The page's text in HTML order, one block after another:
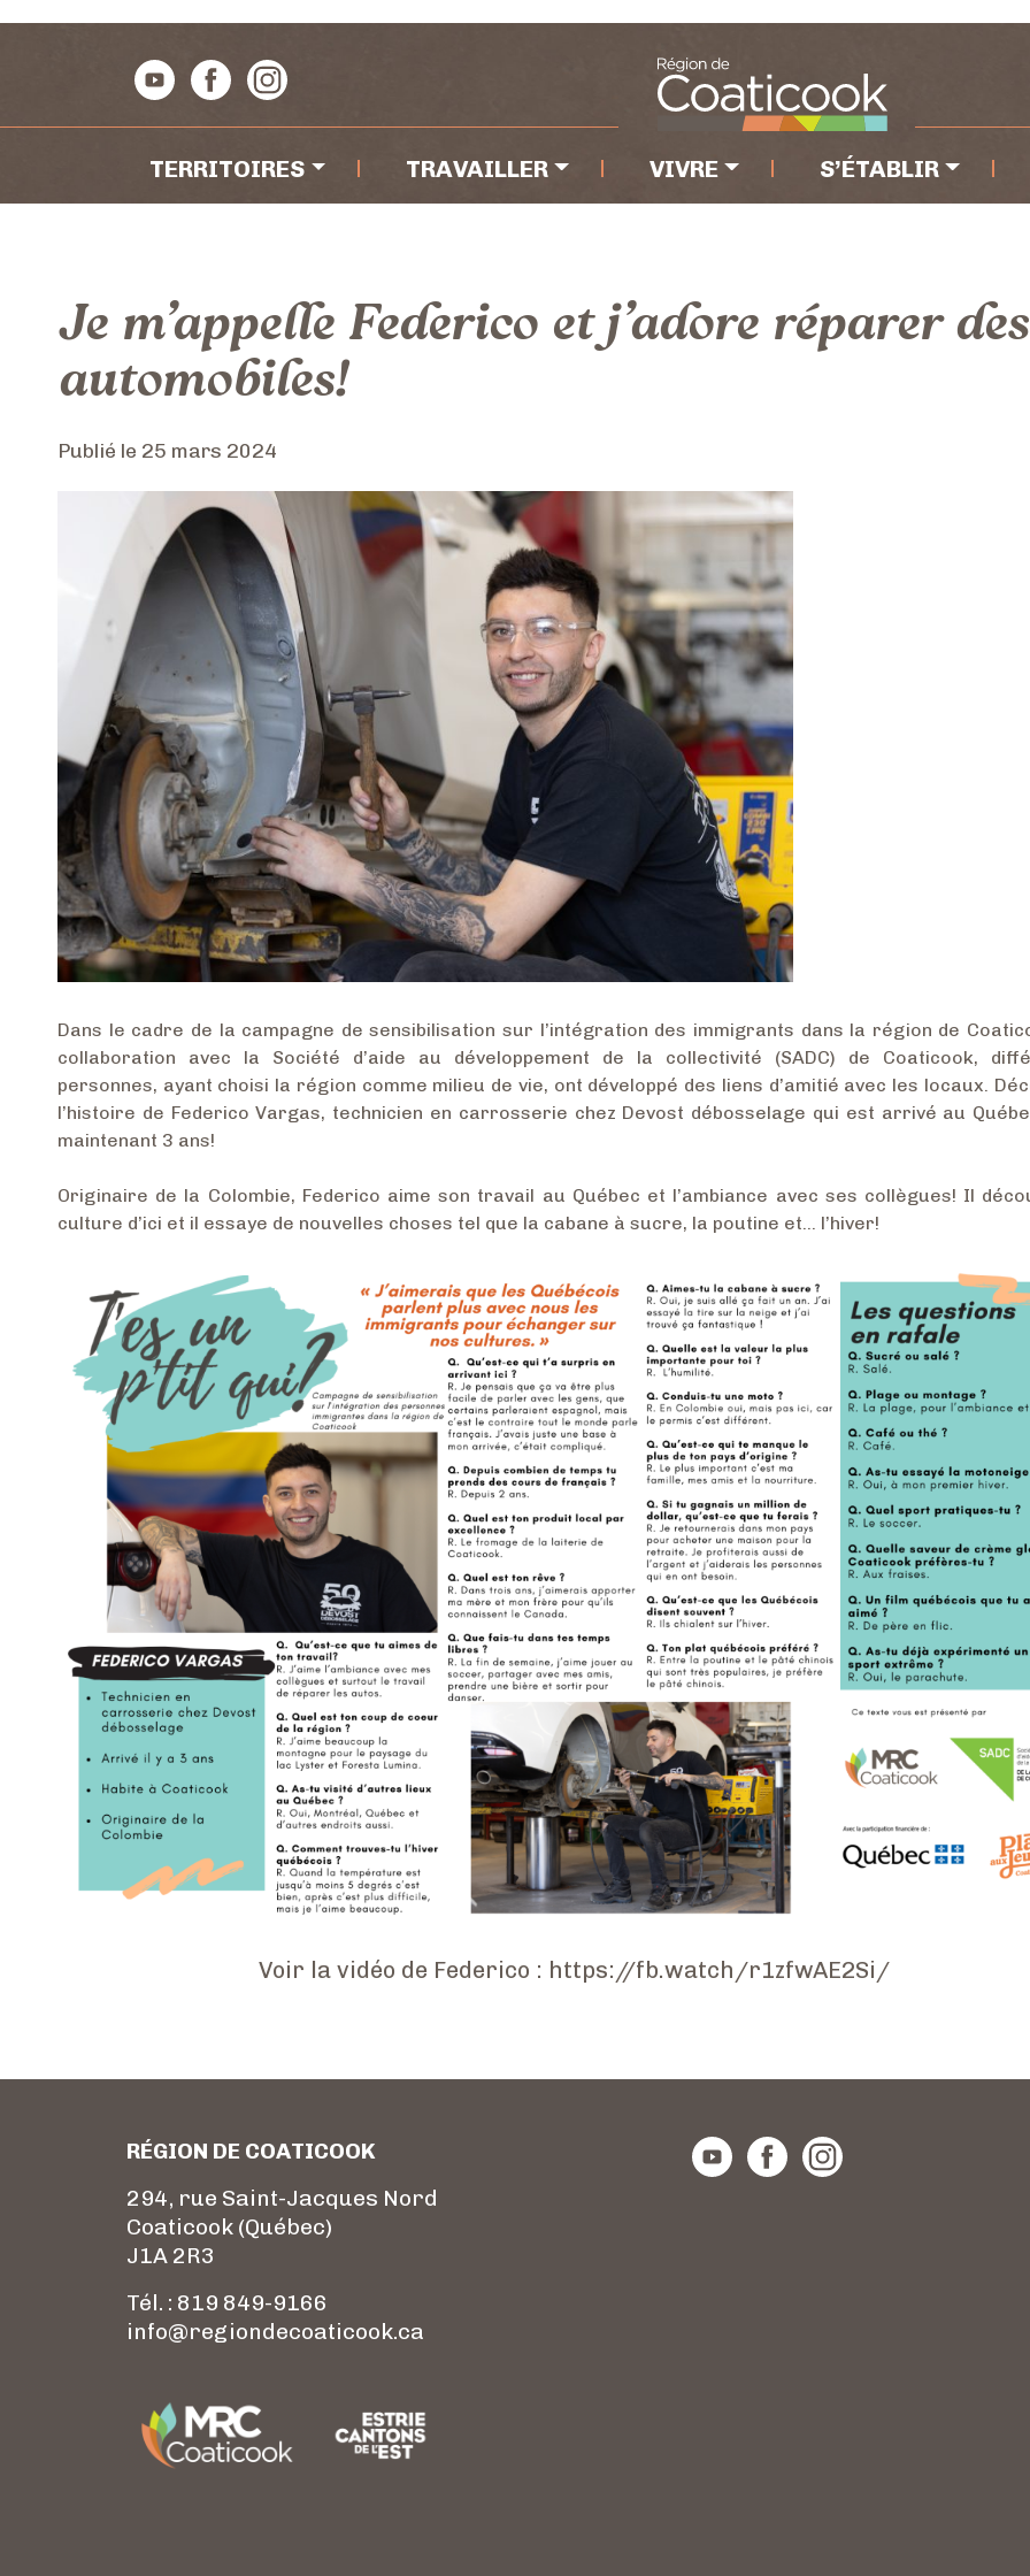
Navigation principale
TERRITOIRES TRAVAILLER VIVRE S’ÉTABLIR
Je m’appelle Federico et j’adore réparer des
automobiles!
Publié le 25 mars 2024
Dans le cadre de la campagne de sensibilisation sur l’intégration des immigrants dans la région de
collaboration avec la Société d’aide au développement de la collectivité (SADC) de Coaticook,
personnes, ayant choisi la région comme milieu de vie, ont développé des liens d’amitié avec les locaux.
l’histoire de Federico Vargas, technicien en carrosserie chez Devost débosselage qui est arrivé au
maintenant 3 ans!
Originaire de la Colombie, Federico aime son travail au Québec et l’ambiance avec ses collègues! Il
culture d’ici et il essaye de nouvelles choses tel que la cabane à sucre, la poutine et… l’hiver!
Voir la vidéo de Federico : https://fb.watch/r1zfwAE2Si/
RÉGION DE COATICOOK
294, rue Saint-Jacques Nord
Coaticook (Québec)
J1A 2R3
Tél. : 819 849-9166
info@regiondecoaticook.ca